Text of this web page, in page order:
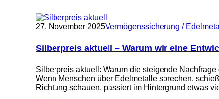
27. November 2025Vermögenssicherung /
Silberpreis aktuell – Warum wir eine
Silberpreis aktuell: Warum die steigende
Wenn Menschen über Edelmetalle sprechen,
Richtung schauen, passiert im Hintergrund etwas